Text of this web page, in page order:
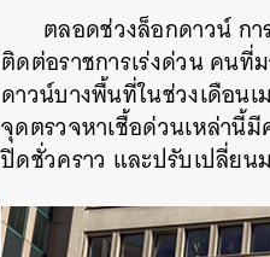
ตลอดช่วงล็อกดาวน์ กา
ติดต่อราชการเร่งด่วน คนที่
ดาวน์บางพื้นที่ในช่วงเดือน
จุดตรวจหาเชื้อด่วนเหล่านี้
ปิดชั่วคราว และปรับเปลี่ยน